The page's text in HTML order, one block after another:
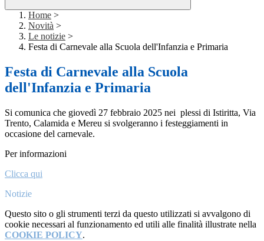
Home >
Novità >
Le notizie >
Festa di Carnevale alla Scuola dell'Infanzia e Primaria
Festa di Carnevale alla Scuola
dell'Infanzia e Primaria
Si comunica che giovedì 27 febbraio 2025 nei plessi di Istiritta, Via
Trento, Calamida e Mereu si svolgeranno i festeggiamenti in
occasione del carnevale.
Per informazioni
Clicca qui
Notizie
Questo sito o gli strumenti terzi da questo utilizzati si avvalgono di
cookie necessari al funzionamento ed utili alle finalità illustrate nella
COOKIE POLICY.